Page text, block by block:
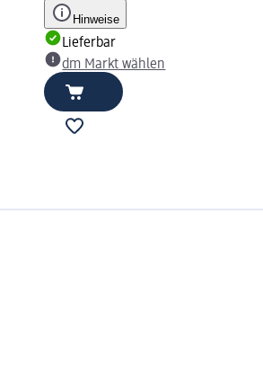
Hinweise
Lieferbar
dm Markt wählen